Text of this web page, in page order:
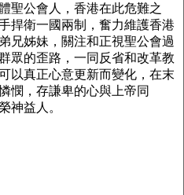
聖公會人，香港在此危難之
捍衛一國兩制，奮力維護香港
兄姊妹，關注和正視聖公會過
眾的歪路，一同反省和改革教
以真正心意更新而變化，在末
憫，存謙卑的心與上帝同
神益人。